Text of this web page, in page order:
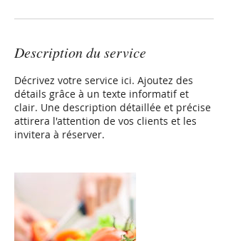
Description du service
Décrivez votre service ici. Ajoutez des
détails grâce à un texte informatif et
clair. Une description détaillée et précise
attirera l'attention de vos clients et les
invitera à réserver.